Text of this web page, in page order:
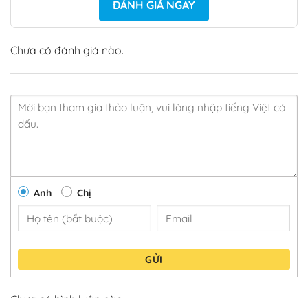
ĐÁNH GIÁ NGAY
Chưa có đánh giá nào.
Anh Chị
GỬI